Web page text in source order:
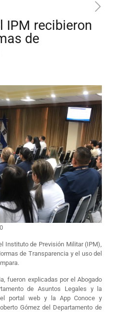
IPM recibieron
de
Instituto de Previsión Militar (IPM),
de Transparencia y el uso del
fueron explicadas por el Abogado
de Asuntos Legales y la
portal web y la App Conoce y
Gómez del Departamento de